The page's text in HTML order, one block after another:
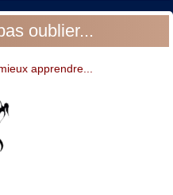
oublier...
apprendre...